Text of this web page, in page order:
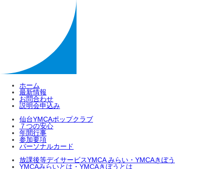
ホーム
最新情報
お問合わせ
説明会申込み
仙台YMCAポップクラブ
７つの安心
年間行事
参加要項
パーソナルカード
放課後等デイサービスYMCA みらい・YMCAきぼう
YMCAみらいとは・YMCAきぼうとは